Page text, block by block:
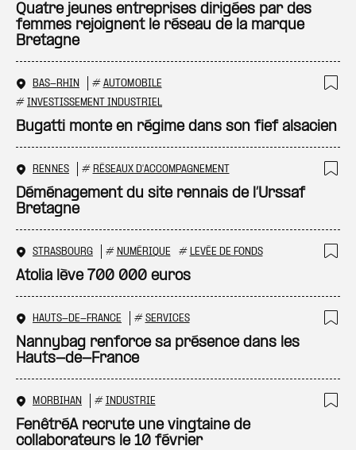
Quatre jeunes entreprises dirigées par des
femmes rejoignent le réseau de la marque
Bretagne
BAS-RHIN # AUTOMOBILE
# INVESTISSEMENT INDUSTRIEL
Bugatti monte en régime dans son fief alsacien
RENNES # RÉSEAUX D'ACCOMPAGNEMENT
Déménagement du site rennais de l’Urssaf
Bretagne
STRASBOURG # NUMÉRIQUE # LEVÉE DE FONDS
Atolia lève 700 000 euros
HAUTS-DE-FRANCE # SERVICES
Nannybag renforce sa présence dans les
Hauts-de-France
MORBIHAN # INDUSTRIE
FenêtréA recrute une vingtaine de
collaborateurs le 10 février